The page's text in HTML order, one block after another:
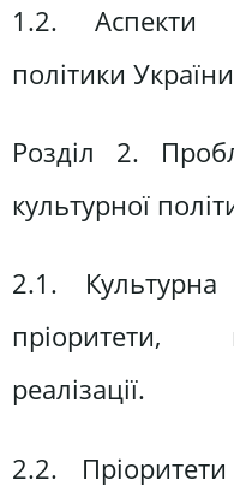
1.2. Аспекти
політики
Розділ 2.
культурної
2.1.
реалізації.
2.2.